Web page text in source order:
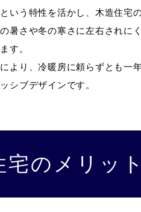
いう特性を活かし、木造住宅
暑さや冬の寒さに左右されに
す。
より、冷暖房に頼らずとも一
シブデザインです。
のメリット